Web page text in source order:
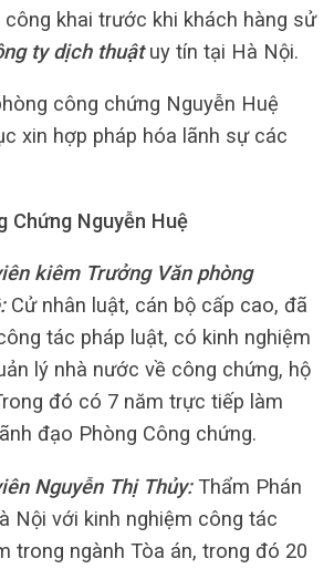
khai trước khi khách hàng sử
ty dịch thuậtuy tín tại Hà Nội.
công chứng Nguyễn Huệ
xin hợp pháp hóa lãnh sự các
Chứng Nguyễn Huệ
kiêm Trưởng Văn phòng
Cử nhân luật, cán bộ cấp cao, đã
tác pháp luật, có kinh nghiệm
lý nhà nước về công chứng, hộ
đó có 7 năm trực tiếp làm
đạo Phòng Công chứng.
Nguyễn Thị Thủy:Thẩm Phán
Nội với kinh nghiệm công tác
trong ngành Tòa án, trong đó 20